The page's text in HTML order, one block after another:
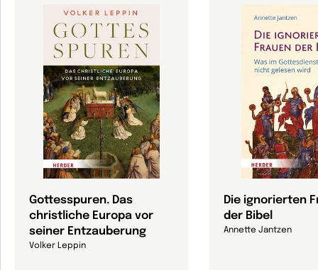
Gottesspuren. Das
christliche Europa vor
seiner Entzauberung
Volker Leppin
Die ignorierten
der Bibel
Annette Jantzen